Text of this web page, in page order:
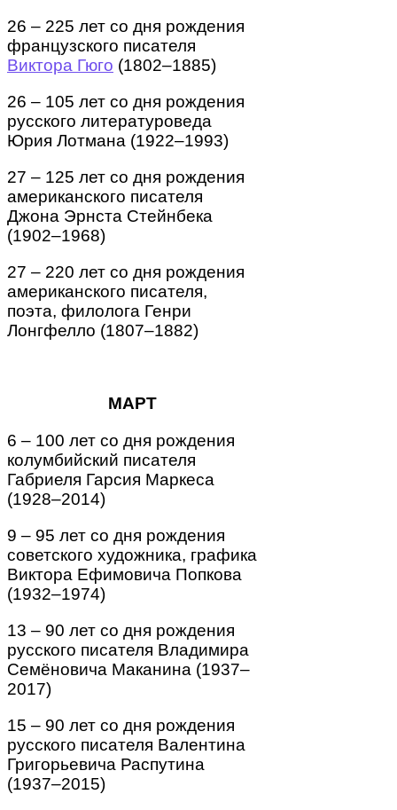
26 – 225 лет со дня рождения
французского писателя
Виктора Гюго (1802–1885)
26 – 105 лет со дня рождения
русского литературоведа
Юрия Лотмана (1922–1993)
27 – 125 лет со дня рождения
американского писателя
Джона Эрнста Стейнбека
(1902–1968)
27 – 220 лет со дня рождения
американского писателя,
поэта, филолога Генри
Лонгфелло (1807–1882)
МАРТ
6 – 100 лет со дня рождения
колумбийский писателя
Габриеля Гарсия Маркеса
(1928–2014)
9 – 95 лет со дня рождения
советского художника, графика
Виктора Ефимовича Попкова
(1932–1974)
13 – 90 лет со дня рождения
русского писателя Владимира
Семёновича Маканина (1937–
2017)
15 – 90 лет со дня рождения
русского писателя Валентина
Григорьевича Распутина
(1937–2015)